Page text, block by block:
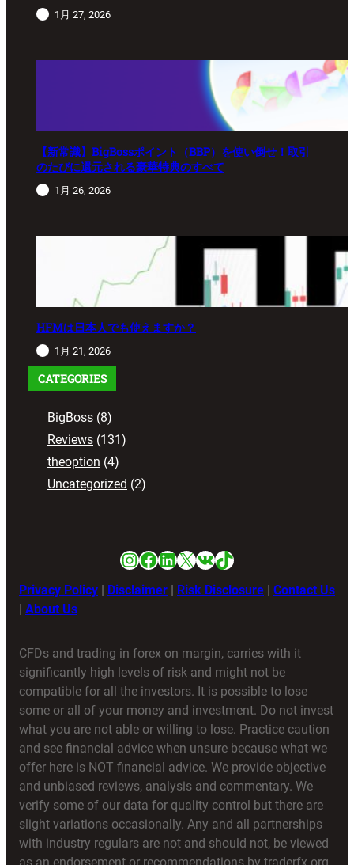
1月 27, 2026
【新常識】BigBossポイント（BBP）を使い倒せ！取引
のたびに還元される豪華特典のすべて
1月 26, 2026
HFMは日本人でも使えますか？
1月 21, 2026
CATEGORIES
BigBoss (8)
Reviews (131)
theoption (4)
Uncategorized (2)
Instagram
Facebook
LinkedIn
X VKTikTok
Privacy Policy | Disclaimer | Risk Disclosure | Contact Us
| About Us
CFDs and trading in forex on margin, carries with it
significantly high levels of risk and might not be
compatible for all the investors. It is possible to lose
some or all of your money and investment. Do not invest
what you are not able or willing to lose. Practice caution
and see financial advice when unsure because what we
offer here is NOT financial advice. We provide objective
and unbiased reviews, analysis and commentary. We
verify some of our data for quality control but there are
slight variations occasionally. Any and all partnerships
with industry regulars are not and should not, be viewed
as an endorsement or recommendations by traderfx.org,